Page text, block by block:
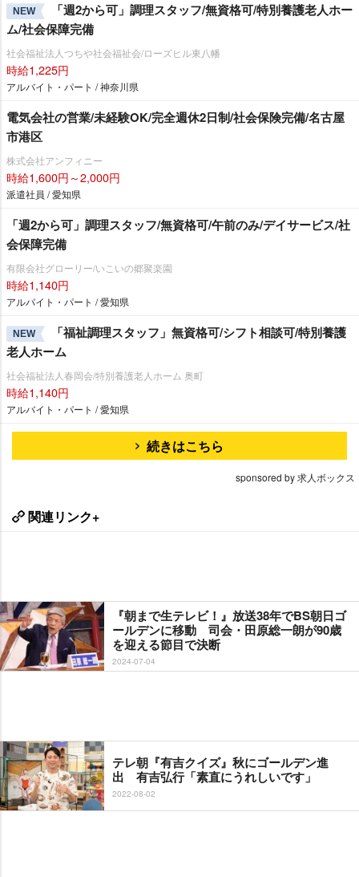
NEW
「週2から可」調理スタッフ/無資格可/特別養護老人ホー
ム/社会保障完備
社会福祉法人つちや社会福祉会/ローズヒル東八幡
時給1,225円
アルバイト・パート / 神奈川県
電気会社の営業/未経験OK/完全週休2日制/社会保険完備/名古屋
市港区
株式会社アンフィニー
時給1,600円～2,000円
派遣社員 / 愛知県
「週2から可」調理スタッフ/無資格可/午前のみ/デイサービス/社
会保障完備
有限会社グローリー/いこいの郷聚楽園
時給1,140円
アルバイト・パート / 愛知県
NEW
「福祉調理スタッフ」無資格可/シフト相談可/特別養護
老人ホーム
社会福祉法人春岡会/特別養護老人ホーム 奥町
時給1,140円
アルバイト・パート / 愛知県
続きはこちら
sponsored by 求人ボックス
関連リンク+
『朝まで生テレビ！』放送38年でBS朝日ゴ
ールデンに移動 司会・田原総一朗が90歳
を迎える節目で決断
2024-07-04
テレ朝『有吉クイズ』秋にゴールデン進
出 有吉弘行「素直にうれしいです」
2022-08-02